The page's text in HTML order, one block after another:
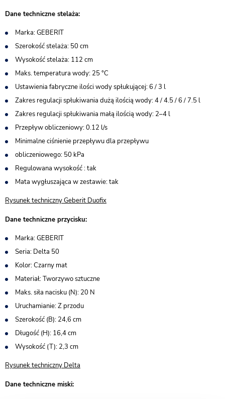
Dane techniczne stelaża:
Marka: GEBERIT
Szerokość stelaża: 50 cm
Wysokość stelaża: 112 cm
Maks. temperatura wody: 25 °C
Ustawienia fabryczne ilości wody spłukującej: 6 / 3 l
Zakres regulacji spłukiwania dużą ilością wody: 4 / 4.5 / 6 / 7.5 l
Zakres regulacji spłukiwania małą ilością wody: 2–4 l
Przepływ obliczeniowy: 0.12 l/s
Minimalne ciśnienie przepływu dla przepływu
obliczeniowego: 50 kPa
Regulowana wysokość : tak
Mata wygłuszająca w zestawie: tak
Rysunek techniczny Geberit Duofix
Dane techniczne przycisku:
Marka: GEBERIT
Seria: Delta 50
Kolor: Czarny mat
Materiał: Tworzywo sztuczne
Maks. siła nacisku (N): 20 N
Uruchamianie: Z przodu
Szerokość (B): 24,6 cm
Długość (H): 16,4 cm
Wysokość (T): 2,3 cm
Rysunek techniczny Delta
Dane techniczne miski: